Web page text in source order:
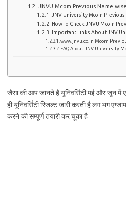
JNVU Mcom Previous Name
JNV University Mcom
How To Check JNVU Mcom
Important Links About JNV
www.jnvu.co.in Mcom
FAQ About JNV University
जैसा की आप जानते है यूनिवर्सिटी मई और जून में
ही यूनिवर्सिटी रिजल्ट जारी करती है लग भग
करने की सम्पूर्ण तयारी कर चूका है